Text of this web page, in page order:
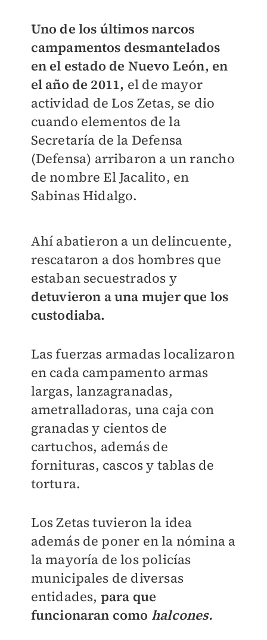
Uno de los últimos narcos
campamentos desmantelados
en el estado de Nuevo León, en
el año de 2011, el de mayor
actividad de Los Zetas, se dio
cuando elementos de la
Secretaría de la Defensa
(Defensa) arribaron a un rancho
de nombre El Jacalito, en
Sabinas Hidalgo.
Ahí abatieron a un delincuente,
rescataron a dos hombres que
estaban secuestrados y
detuvieron a una mujer que los
custodiaba.
Las fuerzas armadas localizaron
en cada campamento armas
largas, lanzagranadas,
ametralladoras, una caja con
granadas y cientos de
cartuchos, además de
fornituras, cascos y tablas de
tortura.
Los Zetas tuvieron la idea
además de poner en la nómina a
la mayoría de los policías
municipales de diversas
entidades, para que
funcionaran como halcones.